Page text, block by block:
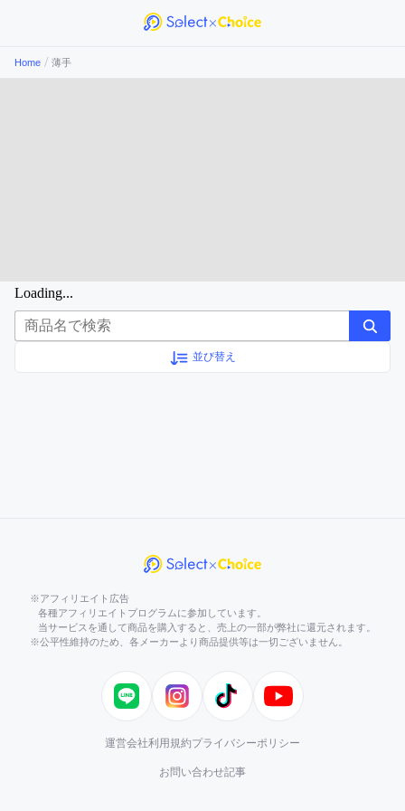
Home / 薄手
Loading...
並び替え
※アフィリエイト広告
各種アフィリエイトプログラムに参加しています。
当サービスを通して商品を購入すると、売上の一部が弊社に還元されます。
※公平性維持のため、各メーカーより商品提供等は一切ございません。
LINE InstagramTikTok YouTube
運営会社利用規約プライバシーポリシー
お問い合わせ記事